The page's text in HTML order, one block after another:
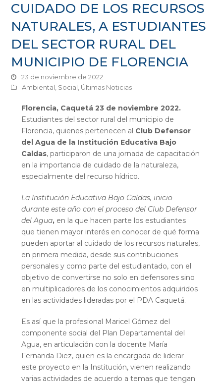
CUIDADO DE LOS RECURSOS
NATURALES, A ESTUDIANTES
DEL SECTOR RURAL DEL
MUNICIPIO DE FLORENCIA
23 de noviembre de 2022
Ambiental, Social, Últimas Noticias
Florencia, Caquetá 23 de noviembre 2022.
Estudiantes del sector rural del municipio de
Florencia, quienes pertenecen al Club Defensor
del Agua de la Institución Educativa Bajo
Caldas, participaron de una jornada de capacitación
en la importancia de cuidado de la naturaleza,
especialmente del recurso hídrico.
La Institución Educativa Bajo Caldas, inicio
durante este año con el proceso del Club Defensor
del Agua,en la que hacen parte los estudiantes
que tienen mayor interés en conocer de qué forma
pueden aportar al cuidado de los recursos naturales,
en primera medida, desde sus contribuciones
personales y como parte del estudiantado, con el
objetivo de convertirse no solo en defensores sino
en multiplicadores de los conocimientos adquiridos
en las actividades lideradas por el PDA Caquetá.
Es así que la profesional Maricel Gómez del
componente social del Plan Departamental del
Agua, en articulación con la docente María
Fernanda Diez, quien es la encargada de liderar
este proyecto en la Institución, vienen realizando
varias actividades de acuerdo a temas que tengan